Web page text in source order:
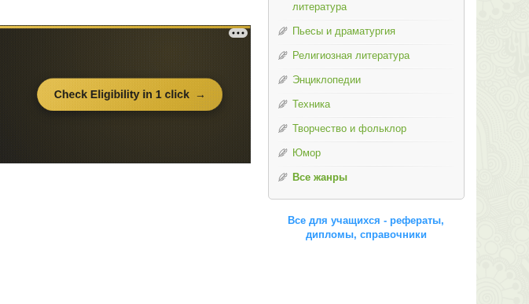
литература
Пьесы и драматургия
Религиозная литература
Энциклопедии
Техника
Творчество и фольклор
Юмор
Все жанры
Все для учащихся - рефераты,
дипломы, справочники